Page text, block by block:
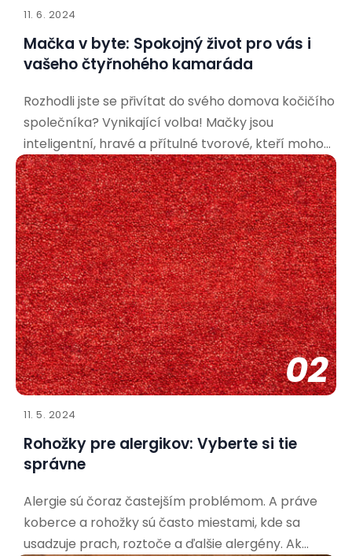
11. 6. 2024
Mačka v byte: Spokojný život pro vás i
vašeho čtyřnohého kamaráda
Rozhodli jste se přivítat do svého domova kočičího
společníka? Vynikající volba! Mačky jsou
inteligentní, hravé a přítulné tvorové, kteří mohou
přinést do vašeho života spoustu radosti. Aby bylo
soužití co nejpříjemnější pro vás i vašeho nového
spolubydlícího, je důležité připravit se a vytvořit
mu vhodné
02
11. 5. 2024
Rohožky pre alergikov: Vyberte si tie
správne
Alergie sú čoraz častejším problémom. A práve
koberce a rohožky sú často miestami, kde sa
usadzuje prach, roztoče a ďalšie alergény. Ak